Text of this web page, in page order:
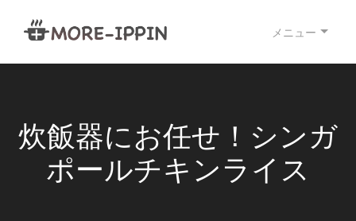
メニュー
炊飯器にお任せ！シンガ
ポールチキンライス